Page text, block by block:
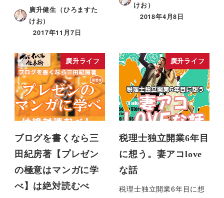
廣升健生（ひろますた
けお）
2017年11月7日
けお）
2018年4月8日
廣升ライフ
ブログを書くなら三
田紀房著【プレゼン
の極意はマンガに学
べ】は絶対読むべ
廣升ライフ
税理士独立開業6年目
に想う。妻アコlove
な話
税理士独立開業6年目に想